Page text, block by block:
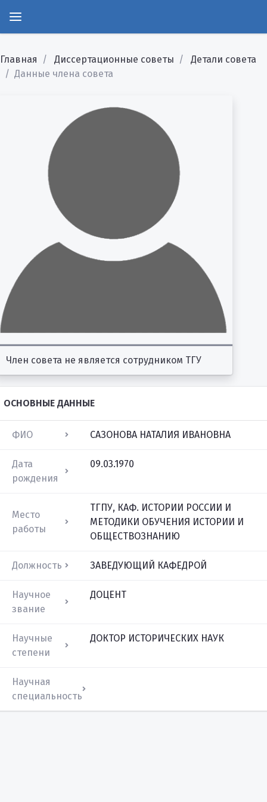
Главная Диссертационные советы
Детали совета
Данные члена совета
Член совета не является сотрудником ТГУ
ОСНОВНЫЕ ДАННЫЕ
ФИО САЗОНОВА НАТАЛИЯ ИВАНОВНА
Дата
рождения
09.03.1970
Место
работы
ТГПУ, КАФ. ИСТОРИИ РОССИИ И
МЕТОДИКИ ОБУЧЕНИЯ ИСТОРИИ И
ОБЩЕСТВОЗНАНИЮ
Должность ЗАВЕДУЮЩИЙ КАФЕДРОЙ
Научное
звание
ДОЦЕНТ
Научные
степени
ДОКТОР ИСТОРИЧЕСКИХ НАУК
Научная
специальность